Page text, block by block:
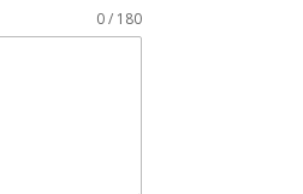
0 / 180